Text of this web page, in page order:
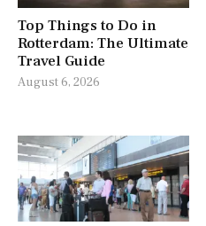
Top Things to Do in
Rotterdam: The Ultimate
Travel Guide
August 6, 2026